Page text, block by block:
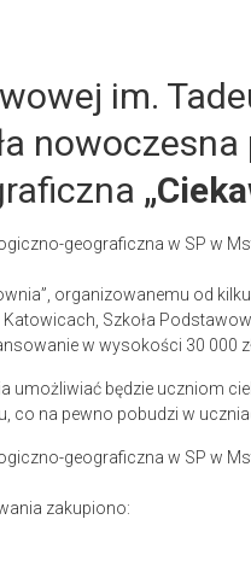
im.
organizowanemu od
Szkoła
w wysokości 30 000
umożliwiać będzie uczniom
co na pewno pobudzi w
zakupiono: